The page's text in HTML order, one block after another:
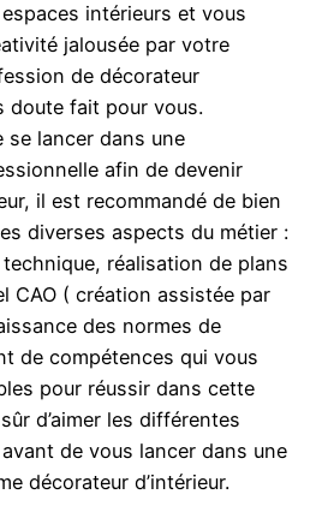
intérieurs et vous
jalousée par votre
de décorateur
doute fait pour vous.
lancer dans une
afin de devenir
il est recommandé de bien
diverses aspects du métier :
réalisation de plans
CAO ( création assistée par
des normes de
de compétences qui vous
pour réussir dans cette
d’aimer les différentes
de vous lancer dans une
décorateur d’intérieur.